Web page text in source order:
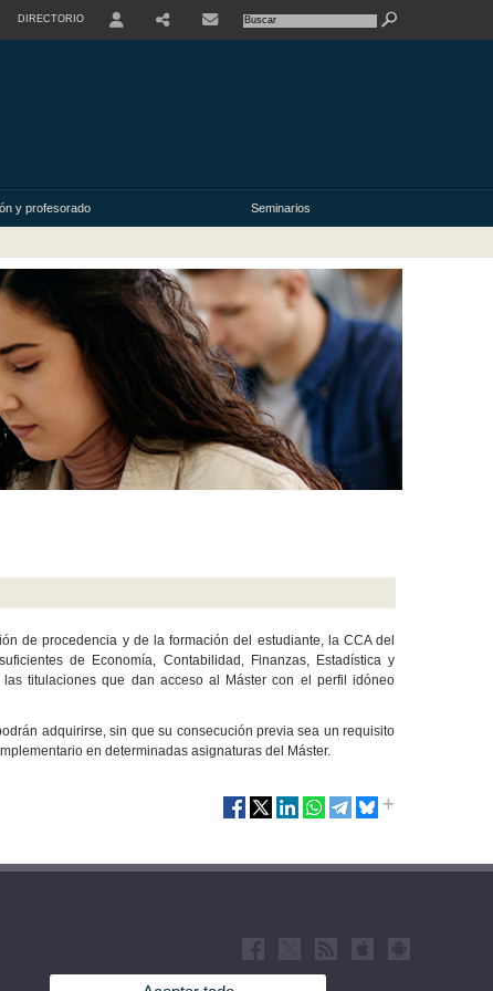
DIRECTORIO
y profesorado Seminarios
de procedencia y de la formación del estudiante, la CCA del
de Economía, Contabilidad, Finanzas, Estadística y
titulaciones que dan acceso al Máster con el perfil idóneo
adquirirse, sin que su consecución previa sea un requisito
en determinadas asignaturas del Máster.